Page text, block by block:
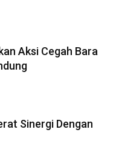
Aksi Cegah Bara
Sinergi Dengan